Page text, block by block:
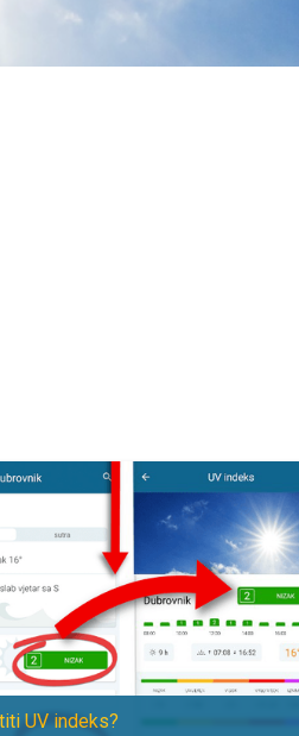
nije štetno samo ljeti. Kako pratiti
UV indeks?